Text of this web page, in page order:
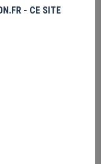
Square
- CE SITE